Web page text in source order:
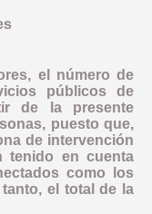
el número de
públicos de
de la presente
puesto que,
de intervención
tenido en cuenta
como los
el total de la